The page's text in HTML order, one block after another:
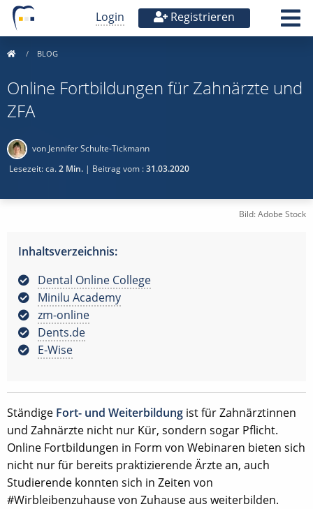
Login Registrieren
BLOG
Online Fortbildungen für Zahnärzte und
ZFA
von Jennifer Schulte-Tickmann
Lesezeit: ca.2 Min. | Beitrag vom :31.03.2020
Bild: Adobe Stock
Inhaltsverzeichnis:
Dental Online College
Minilu Academy
zm-online
Dents.de
E-Wise
Ständige Fort- und Weiterbildung ist für Zahnärztinnen
und Zahnärzte nicht nur Kür, sondern sogar Pflicht.
Online Fortbildungen in Form von Webinaren bieten sich
nicht nur für bereits praktizierende Ärzte an, auch
Studierende konnten sich in Zeiten von
#Wirbleibenzuhause von Zuhause aus weiterbilden.